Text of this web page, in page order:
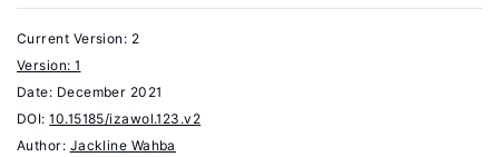
King,
R.,
Kuschminder,
Current Version: 2
Version: 1
Date: December 2021
DOI: 10.15185/izawol.123.v2
Author: Jackline Wahba